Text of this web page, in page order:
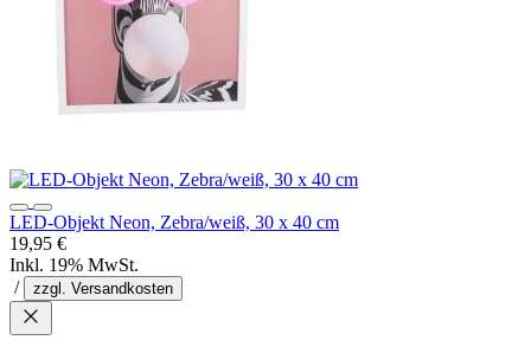
LED-Objekt Neon, Zebra/weiß, 30 x 40 cm
19,95 €
Inkl. 19% MwSt.
/
zzgl. Versandkosten